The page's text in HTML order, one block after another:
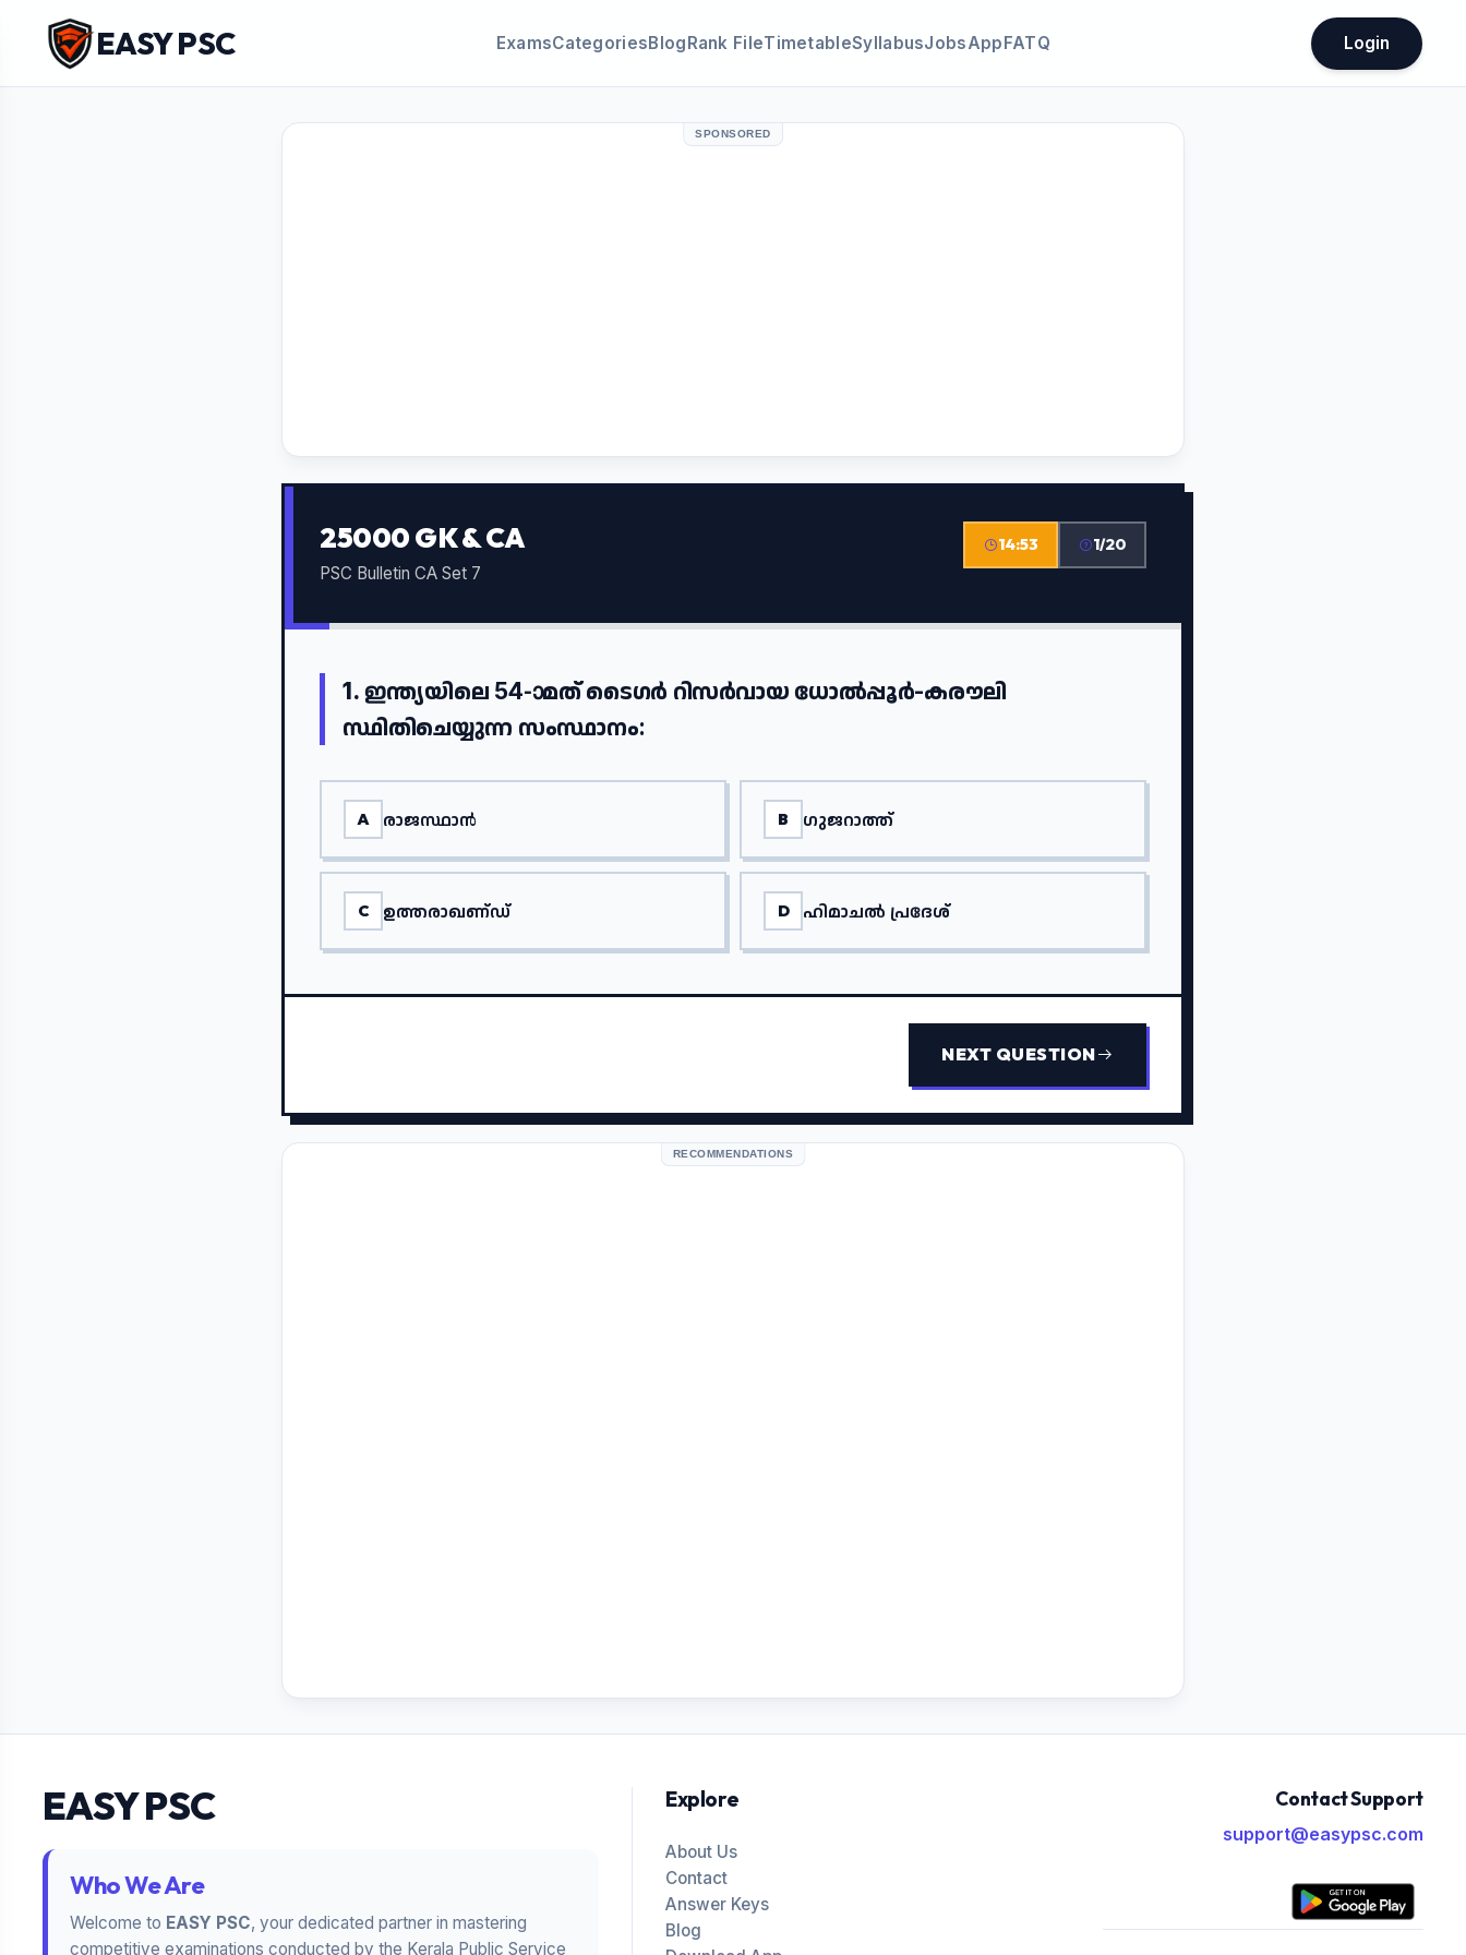
EASY PSC ExamsCategoriesBlogRank FileTimetableSyllabusJobsAppFATQ Login
SPONSORED
25000 GK & CA
PSC Bulletin CA Set 7
14:53 1/20
1. ഇന്ത്യയിലെ 54-ാമത് ടൈഗർ റിസർവായ ധോൽപ്പൂർ-കരൗലി
സ്ഥിതിചെയ്യുന്ന സംസ്ഥാനം:
A രാജസ്ഥാൻ B ഗുജറാത്ത്
C ഉത്തരാഖണ്‌ഡ് D ഹിമാചൽ പ്രദേശ്
NEXT QUESTION
RECOMMENDATIONS
EASY PSC
Who We Are
Welcome to EASY PSC, your dedicated partner in mastering
competitive examinations conducted by the Kerala Public Service
Explore
About Us
Contact
Answer Keys
Blog
Contact Support
support@easypsc.com